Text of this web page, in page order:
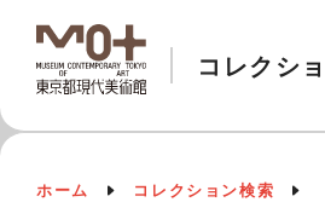
コレクシ
ホーム コレクション検索